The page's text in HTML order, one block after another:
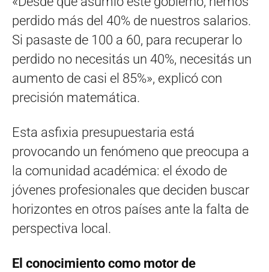
perdido más del 40% de nuestros salarios.
Si pasaste de 100 a 60, para recuperar lo
perdido no necesitás un 40%, necesitás un
aumento de casi el 85%», explicó con
precisión matemática.
Esta asfixia presupuestaria está
provocando un fenómeno que preocupa a
la comunidad académica: el éxodo de
jóvenes profesionales que deciden buscar
horizontes en otros países ante la falta de
perspectiva local.
El conocimiento como motor de